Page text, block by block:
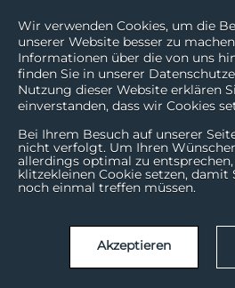
Wir verwenden Cookies, um die
unserer Website besser zu
Informationen über die von uns
finden Sie in unserer
Nutzung dieser Website erklären
einverstanden, dass wir Cookies
Bei Ihrem Besuch auf unserer
nicht verfolgt. Um Ihren
allerdings optimal zu
klitzekleinen Cookie setzen, damit
noch einmal treffen müssen.
Akzeptieren